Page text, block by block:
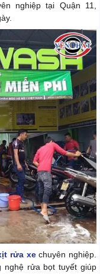
nghiệp tại Quận 11,
rửa xechuyên nghiệp.
nghệ rửa bọt tuyết giúp